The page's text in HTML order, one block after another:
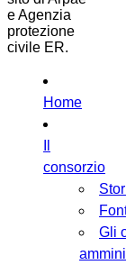
e Agenzia
protezione
civile ER.
Home
consorzio
Gli